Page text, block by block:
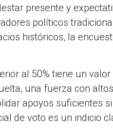
presente y
políticos
históricos, la
al 50% tiene un
una fuerza con
apoyos suficientes
de voto es un indicio